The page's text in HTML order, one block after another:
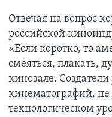
Отвечая на вопрос
российской
«Если коротко, то
смеяться, плакать,
кинозале.
кинематографий, не
технологическом